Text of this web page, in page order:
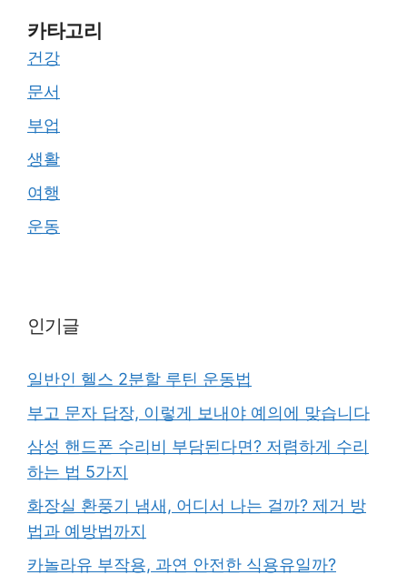
카타고리
건강
문서
부업
생활
여행
운동
인기글
일반인 헬스 2분할 루틴 운동법
부고 문자 답장, 이렇게 보내야 예의에 맞습니다
삼성 핸드폰 수리비 부담된다면? 저렴하게 수리
하는 법 5가지
화장실 환풍기 냄새, 어디서 나는 걸까? 제거 방
법과 예방법까지
카놀라유 부작용, 과연 안전한 식용유일까?